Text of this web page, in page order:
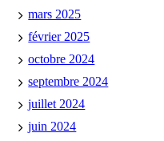
mars 2025
février 2025
octobre 2024
septembre 2024
juillet 2024
juin 2024